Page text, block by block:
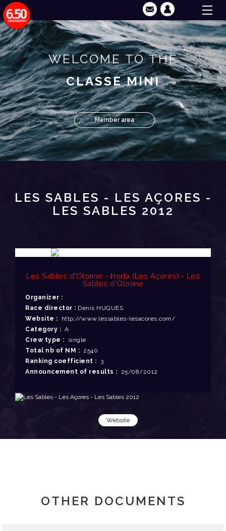
WELCOME TO THE
CLASSE MINI
Member area
LES SABLES - LES AÇORES -
LES SABLES 2012
Les Sables d'Olonne - Horta (Les Açores) - Les
Sables d'Olonne
Organizer :
Race director : Denis HUGUES
Website :
http://www.lessables-lesacores.com/
Category : A
Crew type : single
Total nb of NM : 2540
Ranking coefficient : 3
Announcement of results : 25/08/2012
Website
OTHER DOCUMENTS